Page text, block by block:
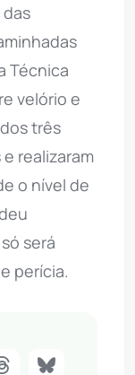
Técnica
velório e
três
realizaram
o nível de
será
perícia.